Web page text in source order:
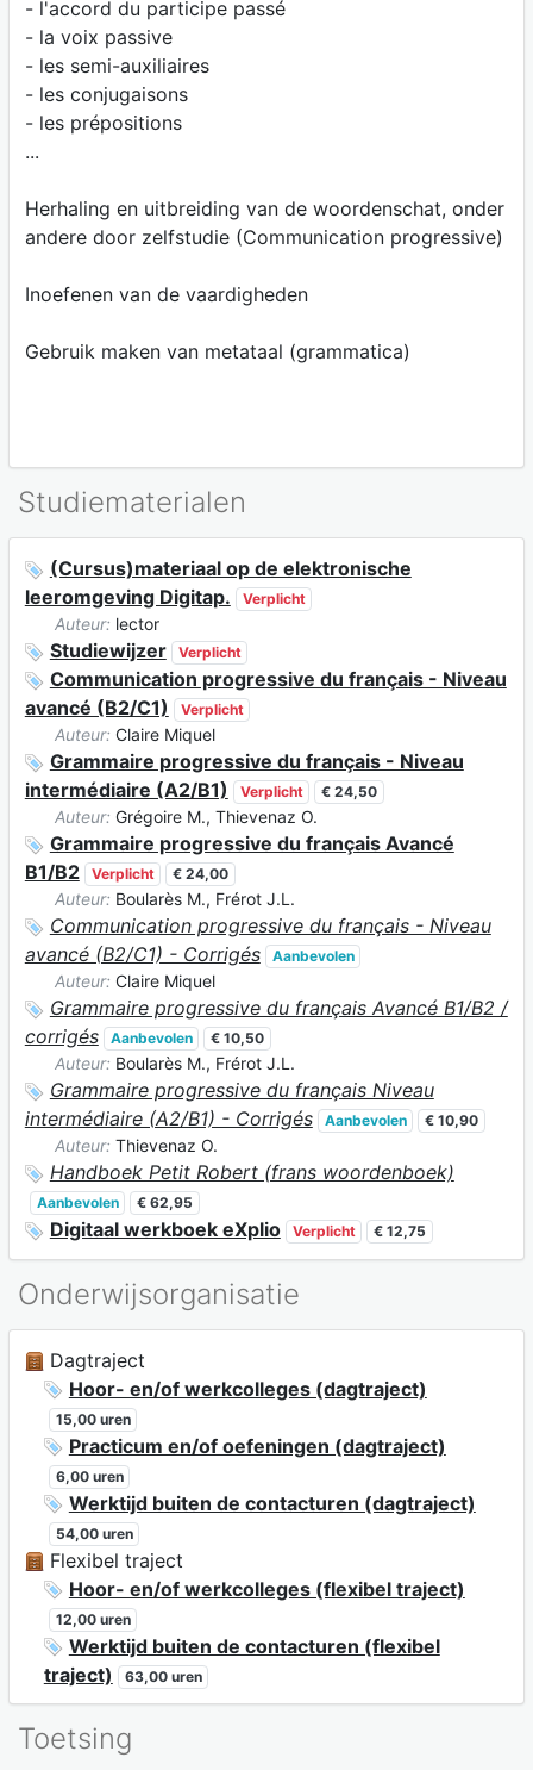
- l'accord du participe passé
- la voix passive
- les semi-auxiliaires
- les conjugaisons
- les prépositions
...
Herhaling en uitbreiding van de woordenschat, onder
andere door zelfstudie (Communication progressive)
Inoefenen van de vaardigheden
Gebruik maken van metataal (grammatica)
Studiematerialen
(Cursus)materiaal op de elektronische
leeromgeving Digitap.
Verplicht
Auteur: lector
Studiewijzer Verplicht
Communication progressive du français - Niveau
avancé (B2/C1)
Verplicht
Auteur: Claire Miquel
Grammaire progressive du français - Niveau
intermédiaire (A2/B1)
Verplicht € 24,50
Auteur: Grégoire M., Thievenaz O.
Grammaire progressive du français Avancé
B1/B2
Verplicht € 24,00
Auteur: Boularès M., Frérot J.L.
Communication progressive du français - Niveau
avancé (B2/C1) - Corrigés
Aanbevolen
Auteur: Claire Miquel
Grammaire progressive du français Avancé B1/B2 /
corrigés
Aanbevolen € 10,50
Auteur: Boularès M., Frérot J.L.
Grammaire progressive du français Niveau
intermédiaire (A2/B1) - Corrigés
Aanbevolen € 10,90
Auteur: Thievenaz O.
Handboek Petit Robert (frans woordenboek)
Aanbevolen € 62,95
Digitaal werkboek eXplio Verplicht € 12,75
Onderwijsorganisatie
Dagtraject
Hoor- en/of werkcolleges (dagtraject)
15,00 uren
Practicum en/of oefeningen (dagtraject)
6,00 uren
Werktijd buiten de contacturen (dagtraject)
54,00 uren
Flexibel traject
Hoor- en/of werkcolleges (flexibel traject)
12,00 uren
Werktijd buiten de contacturen (flexibel
traject)
63,00 uren
Toetsing